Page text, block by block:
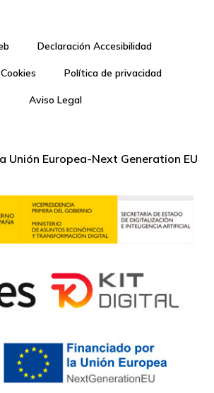
Declaración Accesibilidad
Política de privacidad
Aviso Legal
Unión Europea-Next Generation EU